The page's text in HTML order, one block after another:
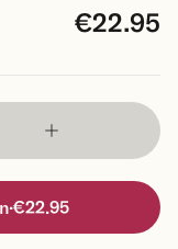
€22.95
·€22.95